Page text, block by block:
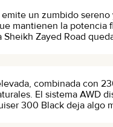
un zumbido
mantienen la
Zayed Road
combinada con
El sistema AWD
300 Black deja algo